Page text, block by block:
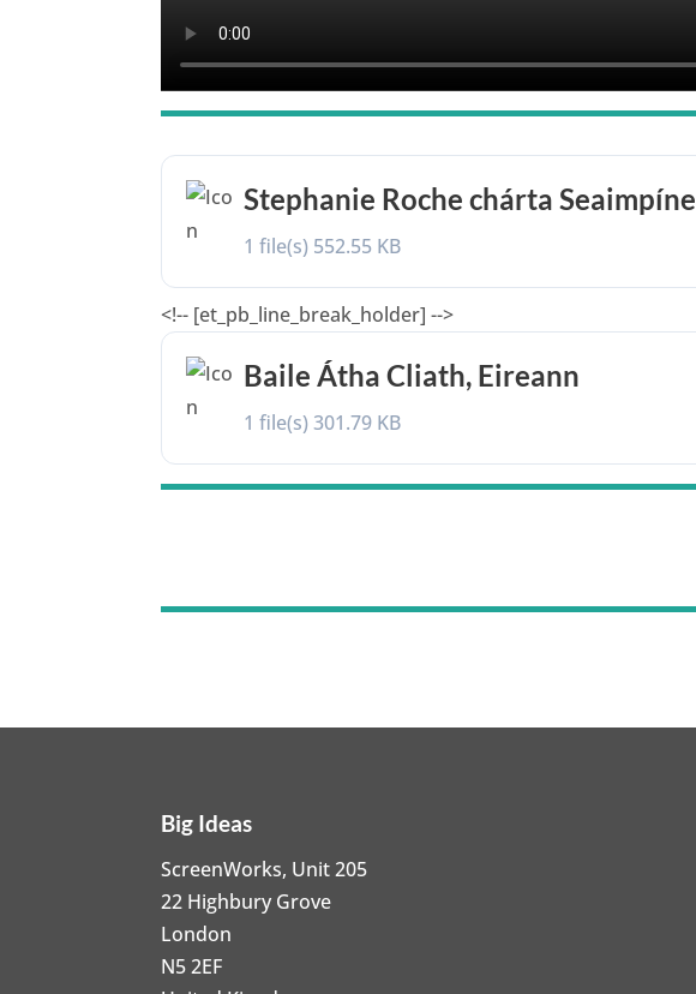
Stephanie Roche chárta Seaimpíne
1 file(s) 552.55 KB
<!-- [et_pb_line_break_holder] -->
Baile Átha Cliath, Eireann
1 file(s)301.79 KB
Big Ideas
ScreenWorks, Unit 205
22 Highbury Grove
London
N5 2EF